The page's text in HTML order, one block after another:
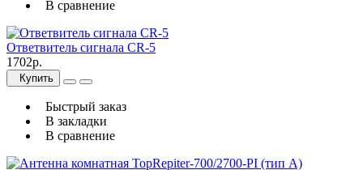
В сравнение
Ответвитель сигнала CR-5
1702р.
Купить
Быстрый заказ
В закладки
В сравнение